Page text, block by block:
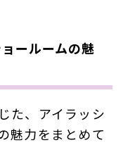
ールームの魅
た、アイラッシ
魅力をまとめて